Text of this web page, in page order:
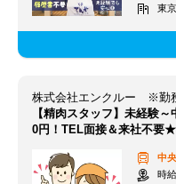
東
【精肉スタッフ】未経験
0円！TEL面接＆来社不要★
中
時